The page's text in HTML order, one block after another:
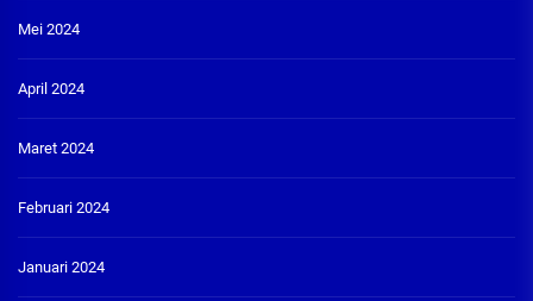
Mei 2024
April 2024
Maret 2024
Februari 2024
Januari 2024